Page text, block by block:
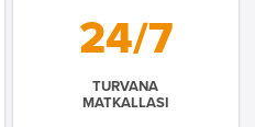
24/7
TURVANA
MATKALLASI